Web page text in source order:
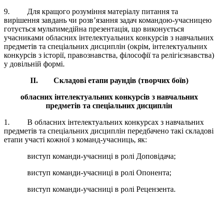
9. Для кращого розуміння матеріалу питання та
вирішення завдань чи розв’язання задач командою-учасницею
готується мультимедійна презентація, що виконується
учасниками обласних інтелектуальних конкурсів з навчальних
предметів та спеціальних дисциплін (окрім, інтелектуальних
конкурсів з історії, правознавства, філософії та релігієзнавства)
у довільній формі.
II. Складові етапи раундів (творчих боїв)
обласних інтелектуальних конкурсів з навчальних
предметів та спеціальних дисциплін
1. В обласних інтелектуальних конкурсах з навчальних
предметів та спеціальних дисциплін передбачено такі складові
етапи участі кожної з команд-учасниць, як:
виступ команди-учасниці в ролі Доповідача;
виступ команди-учасниці в ролі Опонента;
виступ команди-учасниці в ролі Рецензента.